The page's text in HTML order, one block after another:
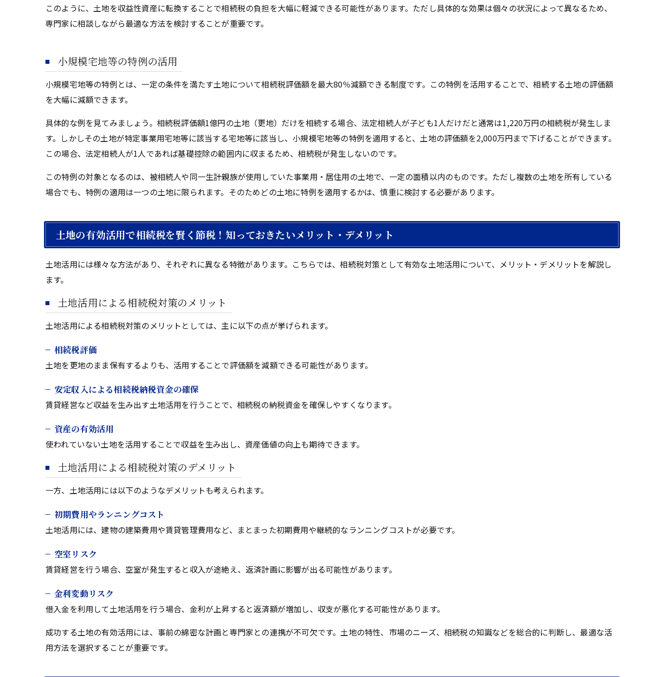
このように、土地を収益性資産に転換することで相続税の負担を大幅に軽減できる可能性があります。ただし具体的な効果は個々の状況によって異なるため、
専門家に相談しながら最適な方法を検討することが重要です。
小規模宅地等の特例の活用
小規模宅地等の特例とは、一定の条件を満たす土地について相続税評価額を最大80％減額できる制度です。この特例を活用することで、相続する土地の評価額
を大幅に減額できます。
具体的な例を見てみましょう。相続税評価額1億円の土地（更地）だけを相続する場合、法定相続人が子ども1人だけだと通常は1,220万円の相続税が発生しま
す。しかしその土地が特定事業用宅地等に該当する宅地等に該当し、小規模宅地等の特例を適用すると、土地の評価額を2,000万円まで下げることができます。
この場合、法定相続人が1人であれば基礎控除の範囲内に収まるため、相続税が発生しないのです。
この特例の対象となるのは、被相続人や同一生計親族が使用していた事業用・居住用の土地で、一定の面積以内のものです。ただし複数の土地を所有している
場合でも、特例の適用は一つの土地に限られます。そのためどの土地に特例を適用するかは、慎重に検討する必要があります。
土地の有効活用で相続税を賢く節税！知っておきたいメリット・デメリット
土地活用には様々な方法があり、それぞれに異なる特徴があります。こちらでは、相続税対策として有効な土地活用について、メリット・デメリットを解説し
ます。
土地活用による相続税対策のメリット
土地活用による相続税対策のメリットとしては、主に以下の点が挙げられます。
相続税評価
土地を更地のまま保有するよりも、活用することで評価額を減額できる可能性があります。
安定収入による相続税納税資金の確保
賃貸経営など収益を生み出す土地活用を行うことで、相続税の納税資金を確保しやすくなります。
資産の有効活用
使われていない土地を活用することで収益を生み出し、資産価値の向上も期待できます。
土地活用による相続税対策のデメリット
一方、土地活用には以下のようなデメリットも考えられます。
初期費用やランニングコスト
土地活用には、建物の建築費用や賃貸管理費用など、まとまった初期費用や継続的なランニングコストが必要です。
空室リスク
賃貸経営を行う場合、空室が発生すると収入が途絶え、返済計画に影響が出る可能性があります。
金利変動リスク
借入金を利用して土地活用を行う場合、金利が上昇すると返済額が増加し、収支が悪化する可能性があります。
成功する土地の有効活用には、事前の綿密な計画と専門家との連携が不可欠です。土地の特性、市場のニーズ、相続税の知識などを総合的に判断し、最適な活
用方法を選択することが重要です。